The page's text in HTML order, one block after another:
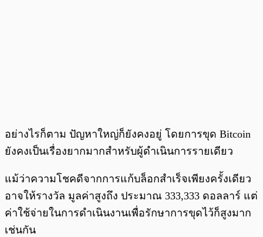
อย่างไรก็ตาม ปัญหาใหญ่ก็ยังคงอยู่ โดยการขุด Bitcoin
ยังคงเป็นเรื่องยากมากสำหรับผู้ดำเนินการรายเดียว
แม้ว่าความโชคดีจากการแก้บล็อกสำเร็จเพียงครั้งเดียว
อาจให้รางวัล มูลค่าสูงถึง ประมาณ 333,333 ดอลลาร์ แต่
ค่าใช้จ่ายในการดำเนินงานเพื่อรักษาการขุดไว้ก็สูงมาก
เช่นกัน